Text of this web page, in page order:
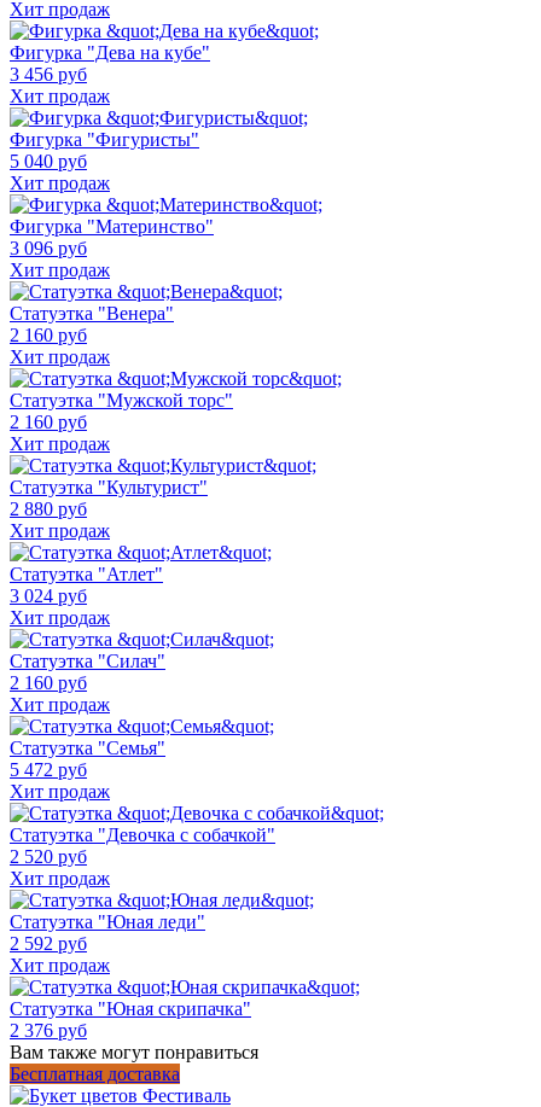
Хит продаж
Фигурка "Дева на кубе"
3 456 руб
Хит продаж
Фигурка "Фигуристы"
5 040 руб
Хит продаж
Фигурка "Материнство"
3 096 руб
Хит продаж
Статуэтка "Венера"
2 160 руб
Хит продаж
Статуэтка "Мужской торс"
2 160 руб
Хит продаж
Статуэтка "Культурист"
2 880 руб
Хит продаж
Статуэтка "Атлет"
3 024 руб
Хит продаж
Статуэтка "Силач"
2 160 руб
Хит продаж
Статуэтка "Семья"
5 472 руб
Хит продаж
Статуэтка "Девочка с собачкой"
2 520 руб
Хит продаж
Статуэтка "Юная леди"
2 592 руб
Хит продаж
Статуэтка "Юная скрипачка"
2 376 руб
Вам также могут понравиться
Бесплатная доставка